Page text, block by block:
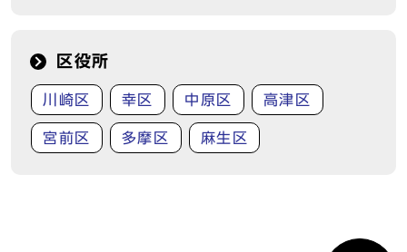
区役所
川崎区 幸区 中原区 高津区
宮前区 多摩区 麻生区